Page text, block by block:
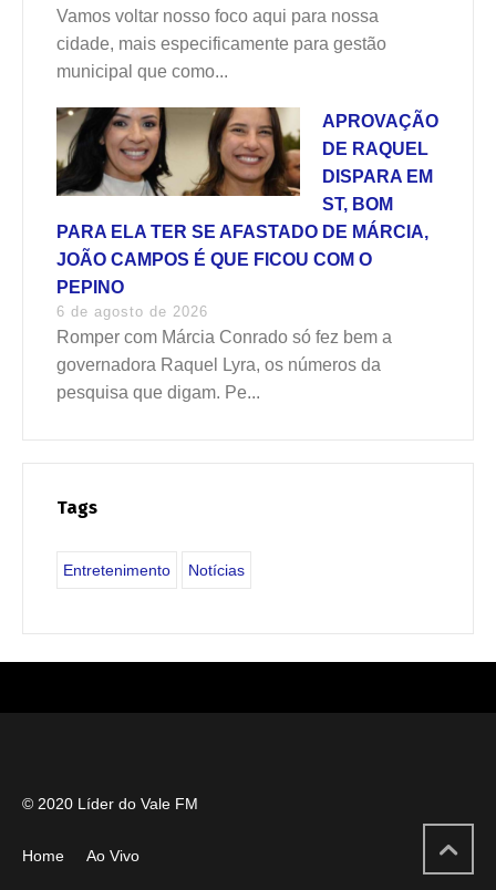
Vamos voltar nosso foco aqui para nossa
cidade, mais especificamente para gestão
municipal que como...
APROVAÇÃO
DE RAQUEL
DISPARA EM
ST, BOM
PARA ELA TER SE AFASTADO DE MÁRCIA,
JOÃO CAMPOS É QUE FICOU COM O
PEPINO
6 de agosto de 2026
Romper com Márcia Conrado só fez bem a
governadora Raquel Lyra, os números da
pesquisa que digam. Pe...
Tags
Entretenimento Notícias
© 2020 Líder do Vale FM
Home Ao Vivo